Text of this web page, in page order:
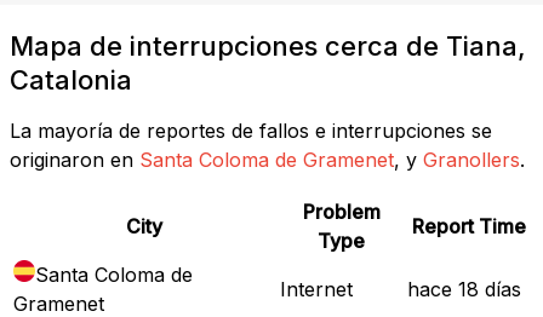
Mapa de interrupciones cerca de Tiana,
Catalonia
La mayoría de reportes de fallos e interrupciones se
originaron en Santa Coloma de Gramenet, y Granollers.
City
Problem
Type
Report Time
Santa Coloma de
Gramenet
Internet
hace 18 días